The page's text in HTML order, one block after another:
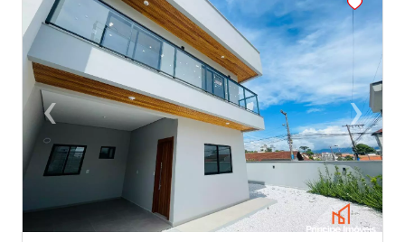
‹Previous ›Next